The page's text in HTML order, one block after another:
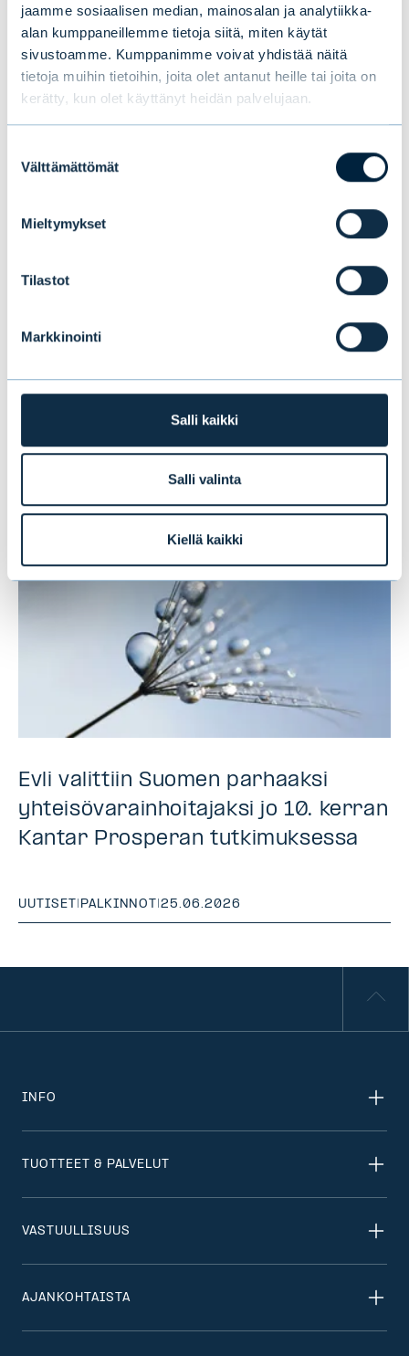
jaamme sosiaalisen median, mainosalan ja analytiikka-
alan kumppaneillemme tietoja siitä, miten käytät
sivustoamme. Kumppanimme voivat yhdistää näitä
tietoja muihin tietoihin, joita olet antanut heille tai joita on
kerätty, kun olet käyttänyt heidän palvelujaan.
valinta
Välttämättömät
Mieltymykset
Tilastot
Markkinointi
Salli kaikki
Salli valinta
Kiellä kaikki
UUTISET| EVLI-KONSERNI|14.07.2026
Uusi tutkimus paljastaa
suomalaisten sijoittajien suosikit:
osakkeet ja perinteiset rahastot
kärjessä, kryptot viimeisenä
SIJOITUSRAHASTOT |09.07.2026
Evli valittiin Suomen parhaaksi
yhteisövarainhoitajaksi jo 10. kerran
Kantar Prosperan tutkimuksessa
UUTISET | PALKINNOT |25.06.2026
INFO
TUOTTEET & PALVELUT
VASTUULLISUUS
AJANKOHTAISTA